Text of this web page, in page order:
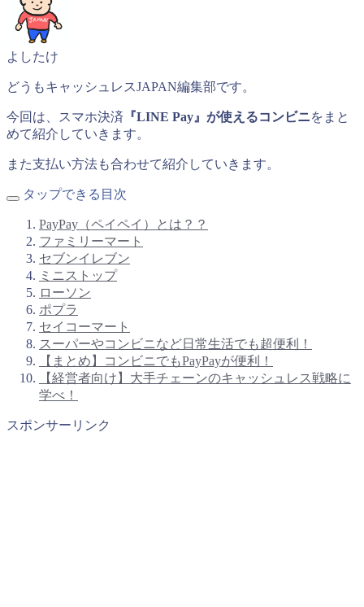
よしたけ
どうもキャッシュレスJAPAN編集部です。
今回は、スマホ決済 『LINE Pay』が使えるコンビニをまと
めて紹介していきます。
また支払い方法も合わせて紹介していきます。
タップできる目次
PayPay（ペイペイ）とは？？
ファミリーマート
セブンイレブン
ミニストップ
ローソン
ポプラ
セイコーマート
スーパーやコンビニなど日常生活でも超便利！
【まとめ】コンビニでもPayPayが便利！
【経営者向け】大手チェーンのキャッシュレス戦略に
学べ！
スポンサーリンク